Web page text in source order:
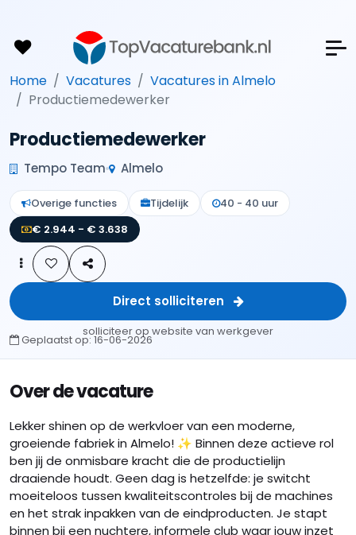
Home Vacatures
Vacatures in Almelo
Productiemedewerker
Productiemedewerker
Tempo Team Almelo
Overige functies Tijdelijk
40 - 40 uur
€ 2.944 - € 3.638
Direct solliciteren
solliciteer op website van werkgever
Geplaatst op:16-06-2026
Over de vacature
Lekker shinen op de werkvloer van een moderne,
groeiende fabriek in Almelo! ✨ Binnen deze actieve rol
ben jij de onmisbare kracht die de productielijn
draaiende houdt. Geen dag is hetzelfde: je switcht
moeiteloos tussen kwaliteitscontroles bij de machines
en het strak inpakken van de eindproducten. Je stapt
binnen bij een nuchtere, informele club waar jouw inzet